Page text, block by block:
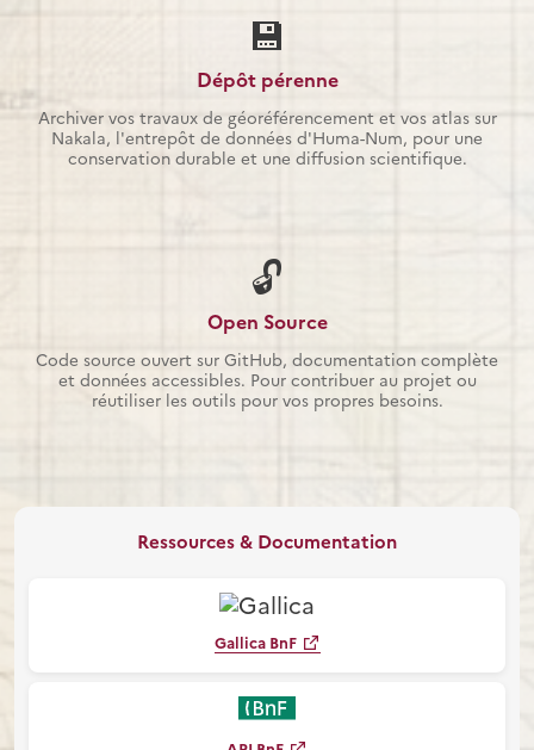
💾
Dépôt pérenne
Archiver vos travaux de géoréférencement et vos atlas sur
Nakala, l'entrepôt de données d'Huma-Num, pour une
conservation durable et une diffusion scientifique.
🔓
Open Source
Code source ouvert sur GitHub, documentation complète
et données accessibles. Pour contribuer au projet ou
réutiliser les outils pour vos propres besoins.
Ressources & Documentation
Gallica BnF